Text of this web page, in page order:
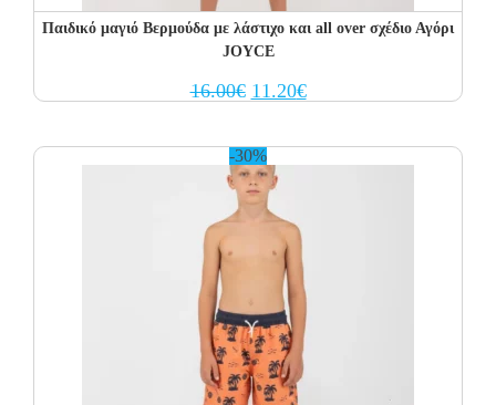
Παιδικό μαγιό Βερμούδα με λάστιχο και all over σχέδιο Αγόρι
JOYCE
16.00€ Original
price
11.20€Current
price
-30%